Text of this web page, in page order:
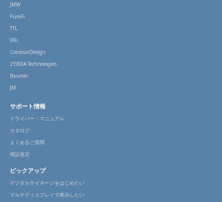
JMW
PureFi
TTL
VRi
ContourDesign
ZEBRA Technologies
Baumer
JM
サポート情報
ドライバー・マニュアル
カタログ
よくあるご質問
保証規定
ピックアップ
デジタルサイネージをはじめたい
マルチディスプレイで表示したい